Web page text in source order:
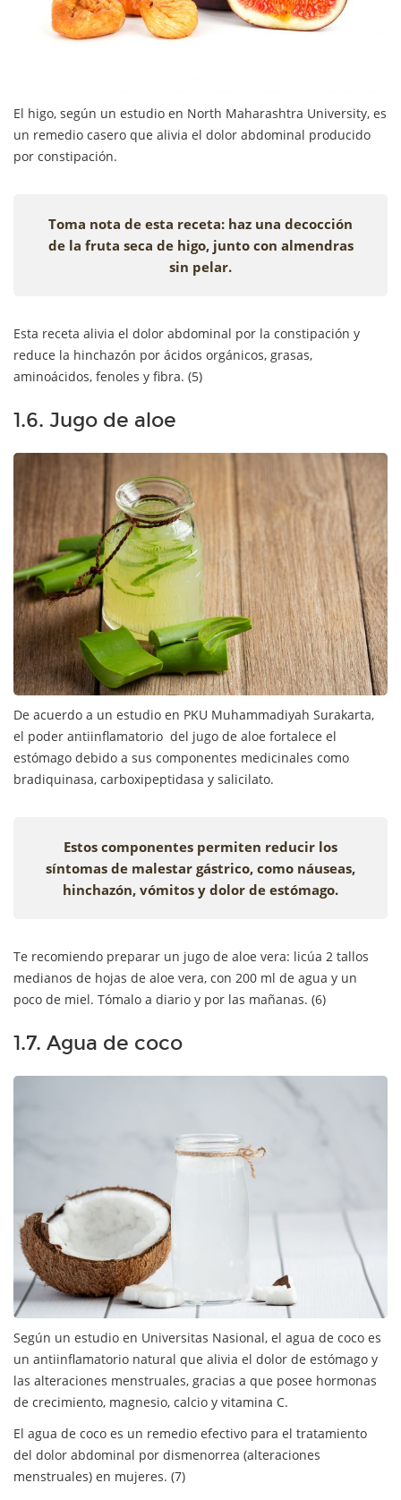
El higo, según un estudio en North Maharashtra University, es
un remedio casero que alivia el dolor abdominal producido
por constipación.
Toma nota de esta receta: haz una decocción
de la fruta seca de higo, junto con almendras
sin pelar.
Esta receta alivia el dolor abdominal por la constipación y
reduce la hinchazón por ácidos orgánicos, grasas,
aminoácidos, fenoles y fibra. (5)
1.6. Jugo de aloe
De acuerdo a un estudio en PKU Muhammadiyah Surakarta,
el poder antiinflamatorio del jugo de aloe fortalece el
estómago debido a sus componentes medicinales como
bradiquinasa, carboxipeptidasa y salicilato.
Estos componentes permiten reducir los
síntomas de malestar gástrico, como náuseas,
hinchazón, vómitos y dolor de estómago.
Te recomiendo preparar un jugo de aloe vera: licúa 2 tallos
medianos de hojas de aloe vera, con 200 ml de agua y un
poco de miel. Tómalo a diario y por las mañanas. (6)
1.7. Agua de coco
Según un estudio en Universitas Nasional, el agua de coco es
un antiinflamatorio natural que alivia el dolor de estómago y
las alteraciones menstruales, gracias a que posee hormonas
de crecimiento, magnesio, calcio y vitamina C.
El agua de coco es un remedio efectivo para el tratamiento
del dolor abdominal por dismenorrea (alteraciones
menstruales) en mujeres. (7)